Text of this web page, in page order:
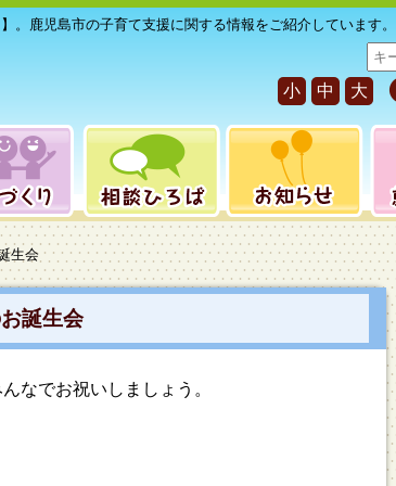
。鹿児島市の子育て支援に関する情報をご紹介しています。
サ
イ
ト
内
小 中 大
生会
誕生会
なでお祝いしましょう。